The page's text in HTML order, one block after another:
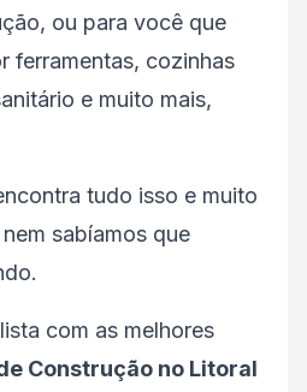
ou para você que
ferramentas, cozinhas
e muito mais,
tudo isso e muito
sabíamos que
com as melhores
Construção no Litoral